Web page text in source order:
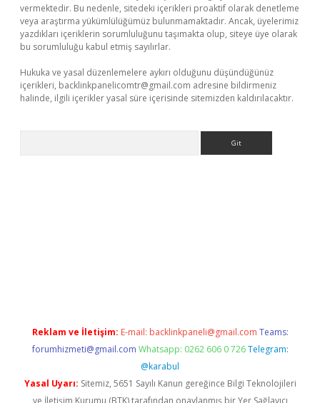
vermektedir. Bu nedenle, sitedeki içerikleri proaktif olarak denetleme
veya araştırma yükümlülüğümüz bulunmamaktadır. Ancak, üyelerimiz
yazdıkları içeriklerin sorumluluğunu taşımakta olup, siteye üye olarak
bu sorumluluğu kabul etmiş sayılırlar.
Hukuka ve yasal düzenlemelere aykırı olduğunu düşündüğünüz
içerikleri, backlinkpanelicomtr@gmail.com adresine bildirmeniz
halinde, ilgili içerikler yasal süre içerisinde sitemizden kaldırılacaktır.
Reklam ve İletişim: E-mail: backlinkpaneli@gmail.com Teams:
forumhizmeti@gmail.com Whatsapp: 0262 606 0 726 Telegram:
@karabul
Yasal Uyarı: Sitemiz, 5651 Sayılı Kanun gereğince Bilgi Teknolojileri
ve İletişim Kurumu (BTK) tarafından onaylanmış bir Yer Sağlayıcı